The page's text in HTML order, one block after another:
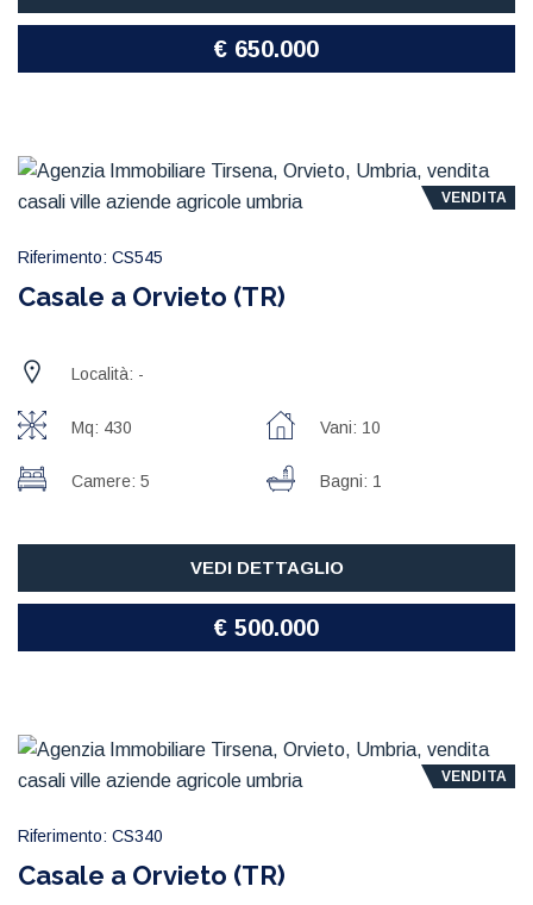
€ 650.000
VENDITA
Riferimento: CS545
Casale a Orvieto (TR)
Località: -
Mq: 430 Vani: 10
Camere: 5 Bagni: 1
VEDI DETTAGLIO
€ 500.000
VENDITA
Riferimento: CS340
Casale a Orvieto (TR)